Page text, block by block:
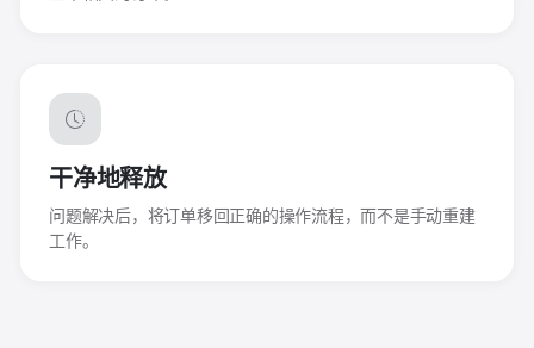
干净地释放
问题解决后，将订单移回正确的操作流程，而不是手动重建
工作。